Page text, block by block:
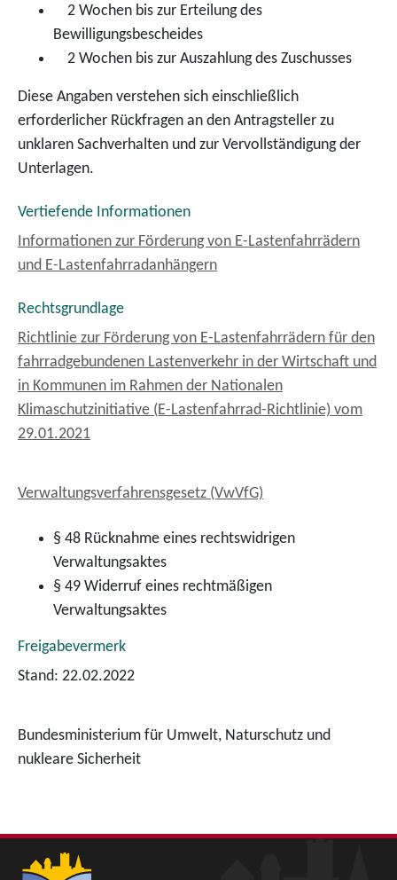
­ 2 Wochen bis zur Erteilung des
Bewilligungsbescheides
­ 2 Wochen bis zur Auszahlung des Zuschusses
Diese Angaben verstehen sich einschließlich
erforderlicher Rückfragen an den Antragsteller zu
unklaren Sachverhalten und zur Vervollständigung der
Unterlagen.
Vertiefende Informationen
Informationen zur Förderung von E-Lastenfahrrädern
und E-Lastenfahrradanhängern
Rechtsgrundlage
Richtlinie zur Förderung von E-Lastenfahrrädern für den
fahrradgebundenen Lastenverkehr in der Wirtschaft und
in Kommunen im Rahmen der Nationalen
Klimaschutzinitiative (E-Lastenfahrrad-Richtlinie) vom
29.01.2021
Verwaltungsverfahrensgesetz (VwVfG)
§ 48 Rücknahme eines rechtswidrigen
Verwaltungsaktes
§ 49 Widerruf eines rechtmäßigen
Verwaltungsaktes
Freigabevermerk
Stand: 22.02.2022
Bundesministerium für Umwelt, Naturschutz und
nukleare Sicherheit